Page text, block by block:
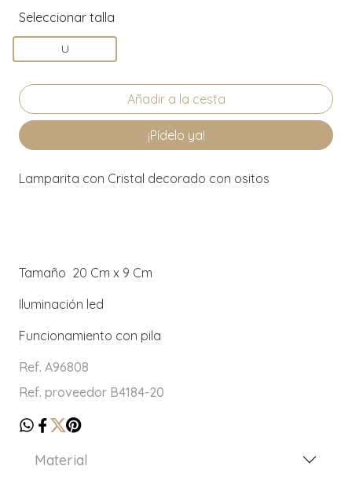
Seleccionar talla
U
¡Pídelo ya!
Lamparita con Cristal decorado con ositos
Tamaño 20 Cm x 9 Cm
Iluminación led
Funcionamiento con pila
Ref. A96808
Ref. proveedor B4184-20
Material